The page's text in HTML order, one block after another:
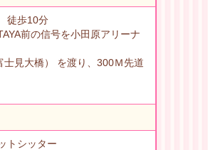
徒歩10分
前の信号を小田原アリーナ
見大橋） を渡り、300Ｍ先道
トシッター